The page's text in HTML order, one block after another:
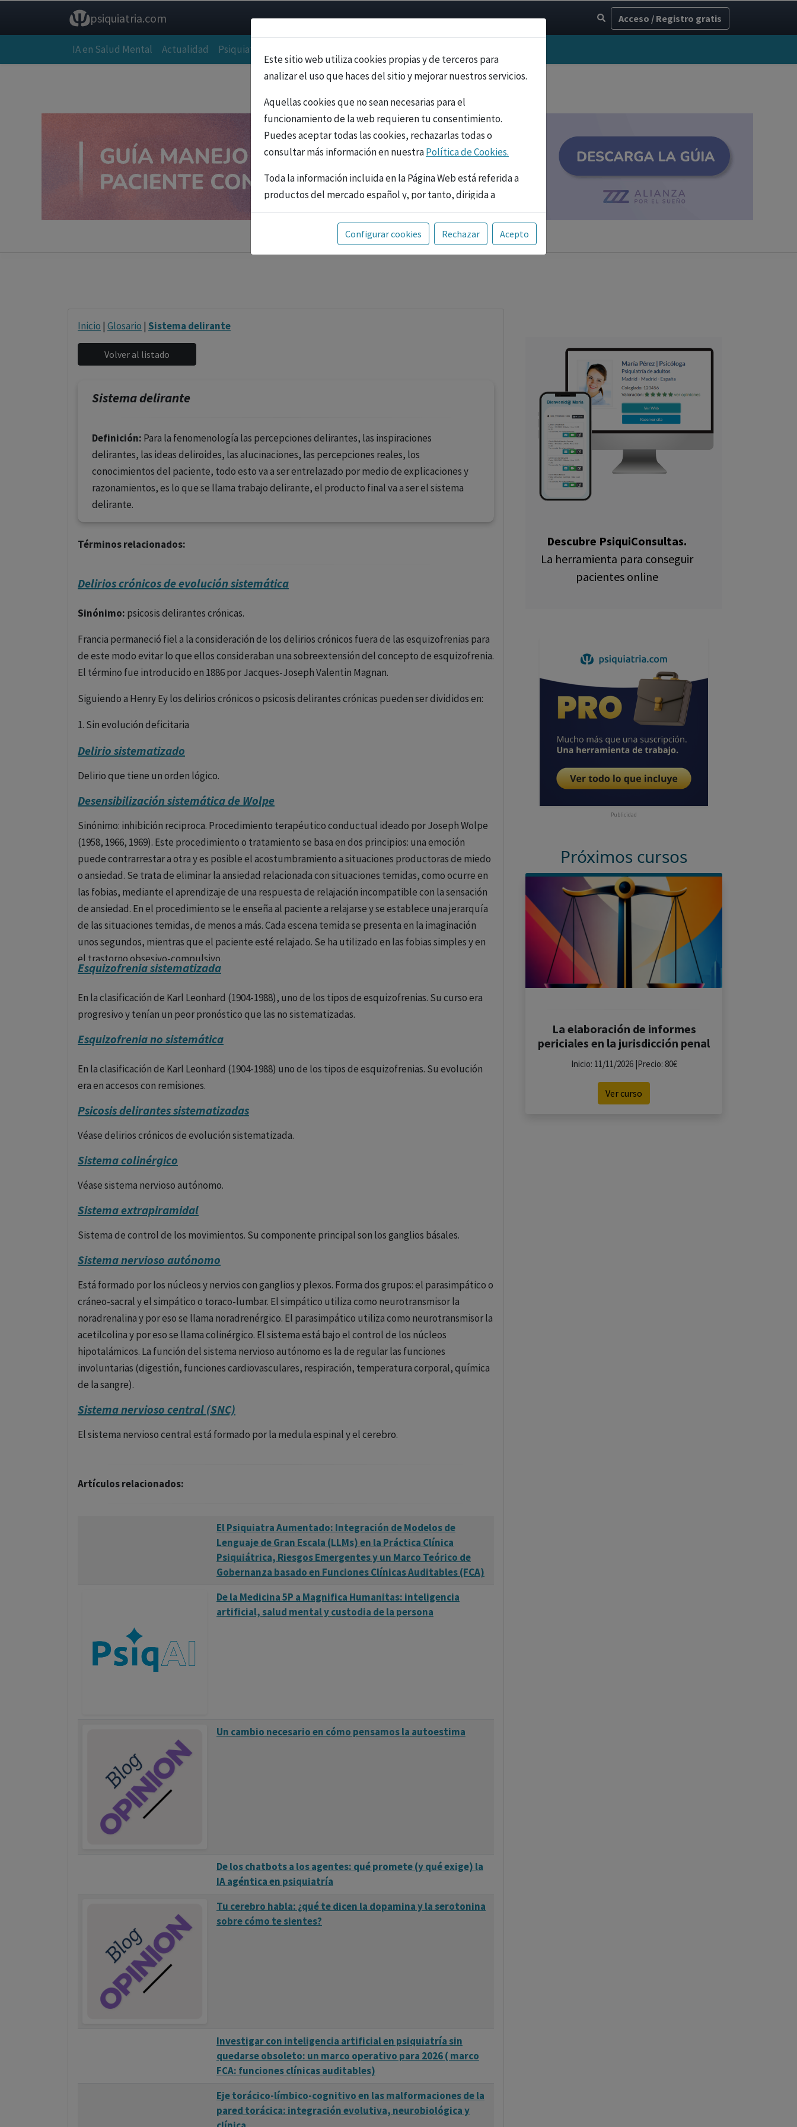
psiquiatria.com Acceso / Registro gratis
IA en Salud Mental Actualidad Psiquiatría
Este sitio web utiliza cookies propias y de terceros para
analizar el uso que haces del sitio y mejorar nuestros servicios.
Aquellas cookies que no sean necesarias para el
funcionamiento de la web requieren tu consentimiento.
Puedes aceptar todas las cookies, rechazarlas todas o
consultar más información en nuestraPolítica de Cookies.
Toda la información incluida en la Página Web está referida a
productos del mercado español y, por tanto, dirigida a
profesionales sanitarios legalmente facultados para
prescribir o dispensar medicamentos con ejercicio
profesional. La información técnica de los fármacos se facilita
Configurar cookies Rechazar Acepto
Inicio | Glosario | Sistema delirante
Sistema delirante
Definición: Para la fenomenología las percepciones delirantes, las inspiraciones
delirantes, las ideas deliroides, las alucinaciones, las percepciones reales, los
conocimientos del paciente, todo esto va a ser entrelazado por medio de explicaciones y
razonamientos, es lo que se llama trabajo delirante, el producto final va a ser el sistema
delirante.
Términos relacionados:
Delirios crónicos de evolución sistemática
Sinónimo: psicosis delirantes crónicas.
Francia permaneció fiel a la consideración de los delirios crónicos fuera de las esquizofrenias para
de este modo evitar lo que ellos consideraban una sobreextensión del concepto de esquizofrenia.
El término fue introducido en 1886 por Jacques-Joseph Valentin Magnan.
Siguiendo a Henry Ey los delirios crónicos o psicosis delirantes crónicas pueden ser divididos en:
1. Sin evolución deficitaria
-Psicosis delirantes sistematizadas (paranoias): delirios pasionales (celotipico, erotomaníaco) y
-Psicosis alucinatorias crónicas. Viene caracterizada por la abundancia de los fenómenos
alucinatorios, fue por este motivo llamada locura sensorial, paranoia alucinatoria y
alucinatorio crónico.No va acompañada de un deterioro de la personalidad.
-Psicosis fantásticas. Caracterizada por la presencia de un delirio fantástico, paralógico, con
predominio de la fabulación sobre las alucinaciones.
2. Con evolución deficitaria: Formas paranoides de la esquizofrenia.
Delirio sistematizado
Delirio que tiene un orden lógico.
Desensibilización sistemática de Wolpe
Sinónimo: inhibición reciproca. Procedimiento terapéutico conductual ideado por Joseph Wolpe
(1958, 1966, 1969). Este procedimiento o tratamiento se basa en dos principios: una emoción
puede contrarrestar a otra y es posible el acostumbramiento a situaciones productoras de miedo
o ansiedad. Se trata de eliminar la ansiedad relacionada con situaciones temidas, como ocurre en
las fobias, mediante el aprendizaje de una respuesta de relajación incompatible con la sensación
de ansiedad. En el procedimiento se le enseña al paciente a relajarse y se establece una jerarquía
de las situaciones temidas, de menos a más. Cada escena temida se presenta en la imaginación
unos segundos, mientras que el paciente esté relajado. Se ha utilizado en las fobias simples y en
el trastorno obsesivo-compulsivo.
Esquizofrenia sistematizada
En la clasificación de Karl Leonhard (1904-1988), uno de los tipos de esquizofrenias. Su curso era
progresivo y tenían un peor pronóstico que las no sistematizadas.
Esquizofrenia no sistemática
En la clasificación de Karl Leonhard (1904-1988) uno de los tipos de esquizofrenias. Su evolución
era en accesos con remisiones.
Psicosis delirantes sistematizadas
Véase delirios crónicos de evolución sistematizada.
Sistema colinérgico
Véase sistema nervioso autónomo.
Sistema extrapiramidal
Sistema de control de los movimientos. Su componente principal son los ganglios básales.
Sistema nervioso autónomo
Está formado por los núcleos y nervios con ganglios y plexos. Forma dos grupos: el parasimpático o
cráneo-sacral y el simpático o toraco-lumbar. El simpático utiliza como neurotransmisor la
noradrenalina y por eso se llama noradrenérgico. El parasimpático utiliza como neurotransmisor la
acetilcolina y por eso se llama colinérgico. El sistema está bajo el control de los núcleos
hipotalámicos. La función del sistema nervioso autónomo es la de regular las funciones
involuntarias (digestión, funciones cardiovasculares, respiración, temperatura corporal, química
de la sangre).
Sistema nervioso central (SNC)
El sistema nervioso central está formado por la medula espinal y el cerebro.
Artículos relacionados:
El Psiquiatra Aumentado: Integración de Modelos de
Lenguaje de Gran Escala (LLMs) en la Práctica Clínica
Psiquiátrica, Riesgos Emergentes y un Marco Teórico de
Gobernanza basado en Funciones Clínicas Auditables (FCA)
De la Medicina 5P a Magnifica Humanitas: inteligencia
artificial, salud mental y custodia de la persona
Un cambio necesario en cómo pensamos la autoestima
De los chatbots a los agentes: qué promete (y qué exige) la
IA agéntica en psiquiatría
Tu cerebro habla: ¿qué te dicen la dopamina y la serotonina
sobre cómo te sientes?
Investigar con inteligencia artificial en psiquiatría sin
quedarse obsoleto: un marco operativo para 2026 ( marco
FCA: funciones clínicas auditables)
Eje torácico-límbico-cognitivo en las malformaciones de la
pared torácica: integración evolutiva, neurobiológica y
Descubre PsiquiConsultas.
La herramienta para conseguir
pacientes online
Publicidad
Próximos cursos
La elaboración de informes
periciales en la jurisdicción penal
Inicio: 11/11/2026 |Precio: 80€
Ver curso